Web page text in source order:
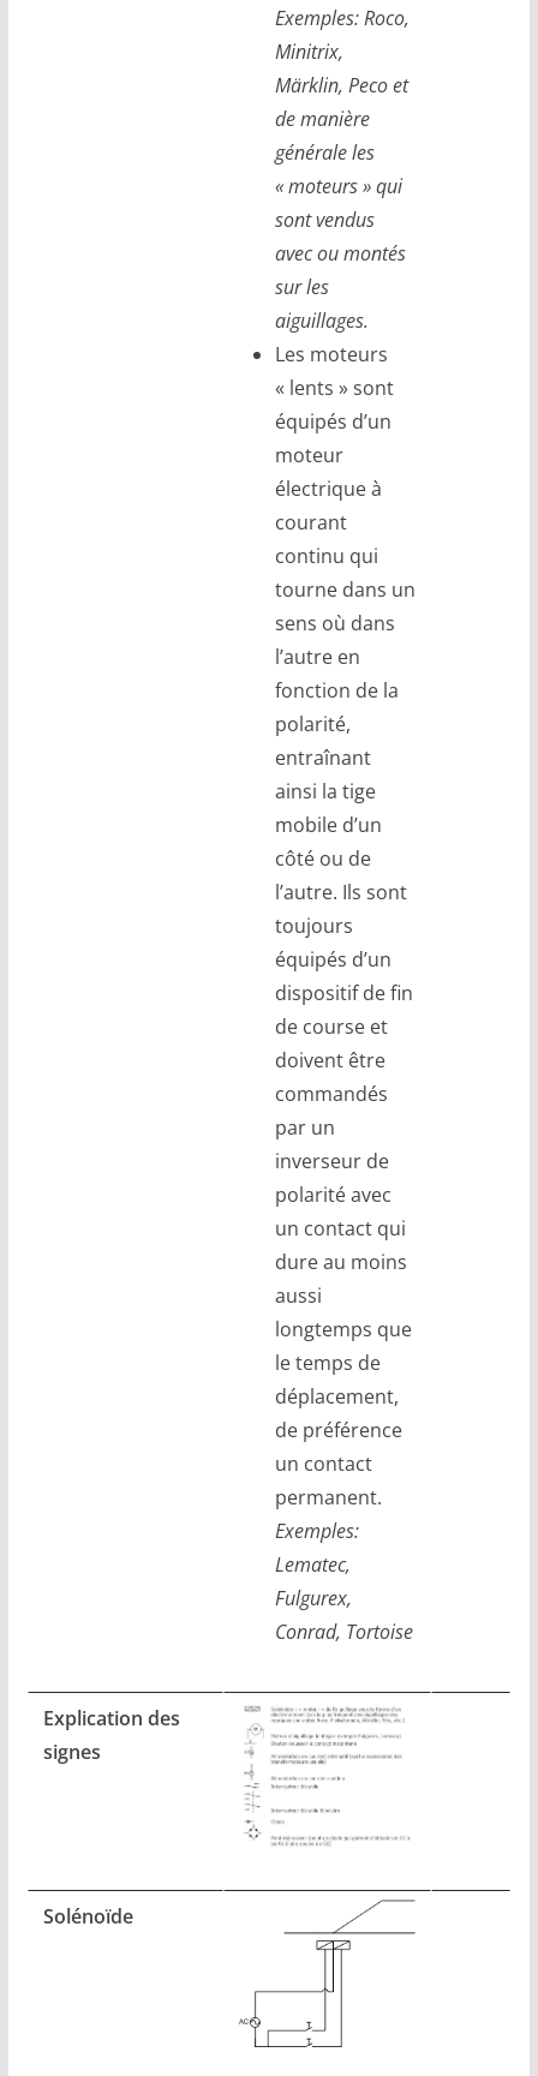
Exemples:Roco,
Minitrix,
Märklin, Peco et
de manière
générale les
« moteurs » qui
sont vendus
avec ou montés
sur les
aiguillages.
Les moteurs
« lents » sont
équipés d’un
moteur
électrique à
courant
continu qui
tourne dans un
sens où dans
l’autre en
fonction de la
polarité,
entraînant
ainsi la tige
mobile d’un
côté ou de
l’autre. Ils sont
toujours
équipés d’un
dispositif de fin
de course et
doivent être
commandés
par un
inverseur de
polarité avec
un contact qui
dure au moins
aussi
longtemps que
le temps de
déplacement,
de préférence
un contact
permanent.
Exemples:
Lematec,
Fulgurex,
Conrad, Tortoise
Explication des
signes
Solénoïde